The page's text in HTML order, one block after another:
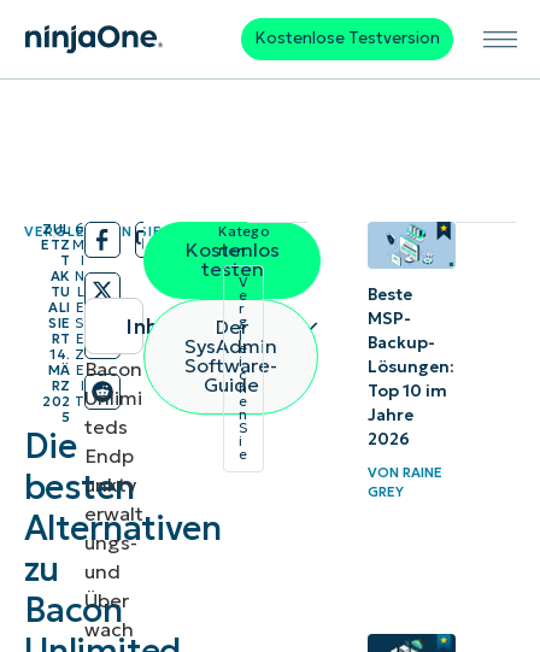
Kostenlose Testversion
VERGLEICHEN SIE
/
ZUL
ETZ
T
AK
TU
ALI
SIE
RT
14.
MÄ
RZ
202
5
/
6
M
I
N
L
E
S
E
Z
E
I
T
Die
besten
Alternativen
zu
Bacon
Inhaltsübersicht
Kurzüberblick
NinjaOne
2.
Datto
Atera
Bacon
Unlimi
teds
Endp
unktv
erwalt
ungs-
und
Über
wach
Kostenlos
testen
Der
SysAdmin
Software-
Guide
Katego
rien:
V
e
r
g
l
e
i
c
h
e
n
S
i
e
Beste
MSP-
Backup-
Lösungen:
Top 10 im
Jahre
2026
VONRAINE
GREY